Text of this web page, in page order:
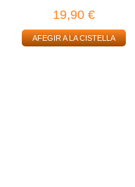
19,90 €
AFEGIR A LA CISTELLA